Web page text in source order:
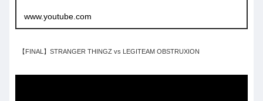
www.youtube.com
【FINAL】STRANGER THINGZ vs LEGITEAM OBSTRUXION